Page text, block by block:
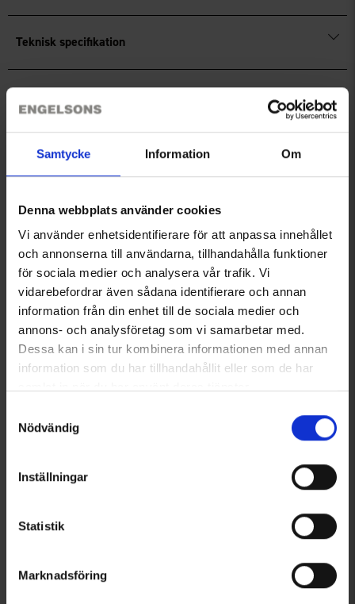
Samtycke Information Om
Denna webbplats använder cookies
Vi använder enhetsidentifierare för att anpassa innehållet
och annonserna till användarna, tillhandahålla funktioner
för sociala medier och analysera vår trafik. Vi
vidarebefordrar även sådana identifierare och annan
information från din enhet till de sociala medier och
annons- och analysföretag som vi samarbetar med.
Dessa kan i sin tur kombinera informationen med annan
information som du har tillhandahållit eller som de har
Nödvändig
Inställningar
Statistik
Marknadsföring
Teknisk specifikation
Du kanske också behöver
Neverlost Första Förband First
Compeed Skavsårsstift
85 kr
Andra köpte även
Tagga dina bilder med @engelsons så kan du också synas här!